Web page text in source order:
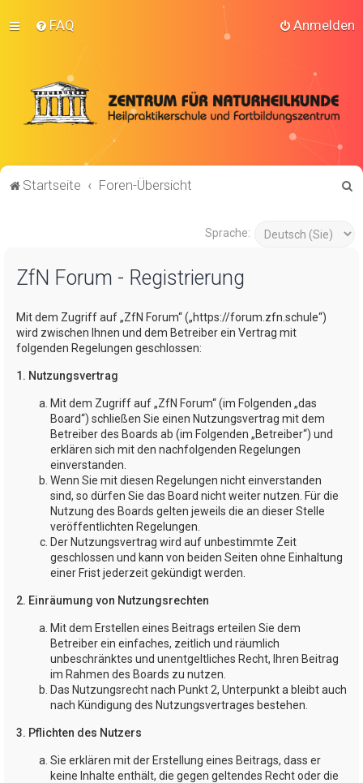
FAQ Anmelden
Startseite Foren-Übersicht
Sprache:
ZfN Forum - Registrierung
Mit dem Zugriff auf „ZfN Forum“ („https://forum.zfn.schule“)
wird zwischen Ihnen und dem Betreiber ein Vertrag mit
folgenden Regelungen geschlossen:
1. Nutzungsvertrag
Mit dem Zugriff auf „ZfN Forum“ (im Folgenden „das
Board“) schließen Sie einen Nutzungsvertrag mit dem
Betreiber des Boards ab (im Folgenden „Betreiber“) und
erklären sich mit den nachfolgenden Regelungen
einverstanden.
Wenn Sie mit diesen Regelungen nicht einverstanden
sind, so dürfen Sie das Board nicht weiter nutzen. Für die
Nutzung des Boards gelten jeweils die an dieser Stelle
veröffentlichten Regelungen.
Der Nutzungsvertrag wird auf unbestimmte Zeit
geschlossen und kann von beiden Seiten ohne Einhaltung
einer Frist jederzeit gekündigt werden.
2. Einräumung von Nutzungsrechten
Mit dem Erstellen eines Beitrags erteilen Sie dem
Betreiber ein einfaches, zeitlich und räumlich
unbeschränktes und unentgeltliches Recht, Ihren Beitrag
im Rahmen des Boards zu nutzen.
Das Nutzungsrecht nach Punkt 2, Unterpunkt a bleibt auch
nach Kündigung des Nutzungsvertrages bestehen.
3. Pflichten des Nutzers
Sie erklären mit der Erstellung eines Beitrags, dass er
keine Inhalte enthält, die gegen geltendes Recht oder die